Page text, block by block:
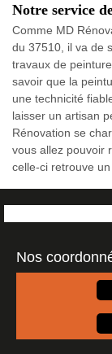
Notre service
Comme MD
du 37510, il va de
travaux de
savoir que la
une technicité
laisser un artisan
Rénovation se
vous allez pouvoir
celle-ci retrouve
Nos